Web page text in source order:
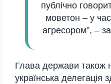
публічно
моветон – у
агресором”, –
Глава держави також
українська делегація